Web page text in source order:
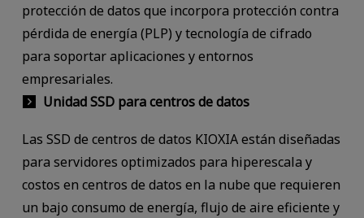
protección de datos que incorpora protección contra
pérdida de energía (PLP) y tecnología de cifrado
para soportar aplicaciones y entornos
empresariales.
Unidad SSD para centros de datos
Las SSD de centros de datos KIOXIA están diseñadas
para servidores optimizados para hiperescala y
costos en centros de datos en la nube que requieren
un bajo consumo de energía, flujo de aire eficiente y